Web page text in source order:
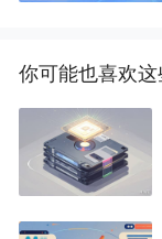
你可能也喜欢